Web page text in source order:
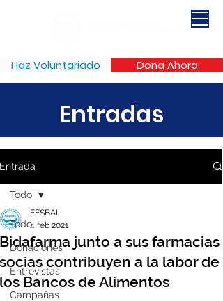
Haz Voluntariado Dona Ahora
Entradas
Entrada
Todo
Donaciones
Entrevistas
Campañas
Todo
Bidafarma junto a sus farmacias
socias contribuyen a la labor de
los Bancos de Alimentos
FESBAL
4 feb 2021